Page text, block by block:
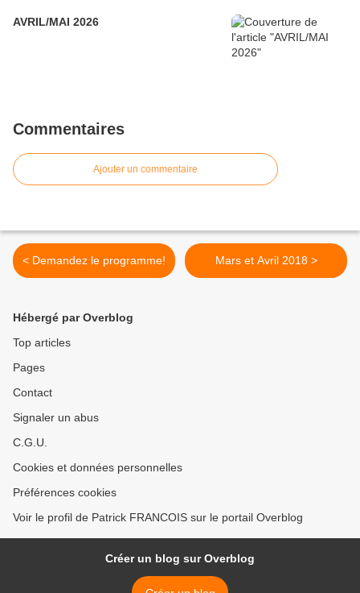
AVRIL/MAI 2026
Commentaires
Ajouter un commentaire
< Demandez le programme! Mars et Avril 2018 >
Hébergé par Overblog
Top articles
Pages
Contact
Signaler un abus
C.G.U.
Cookies et données personnelles
Préférences cookies
Voir le profil de Patrick FRANCOIS sur le portail Overblog
Créer un blog sur Overblog